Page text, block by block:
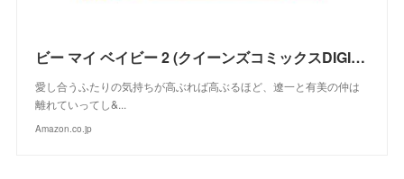
ビー マイ ベイビー 2 (クイーンズコミックスDIGITAL)
愛し合うふたりの気持ちが高ぶれば高ぶるほど、遼一と有美の仲は
離れていってし&...
Amazon.co.jp